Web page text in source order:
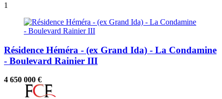
1
Résidence Héméra - (ex Grand Ida) - La Condamine
- Boulevard Rainier III
4 650 000 €